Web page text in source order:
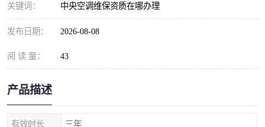
关键词： 中央空调维保资质在哪办理
发布日期： 2026-08-08
阅 读 量： 43
产品描述
有效时长 三年